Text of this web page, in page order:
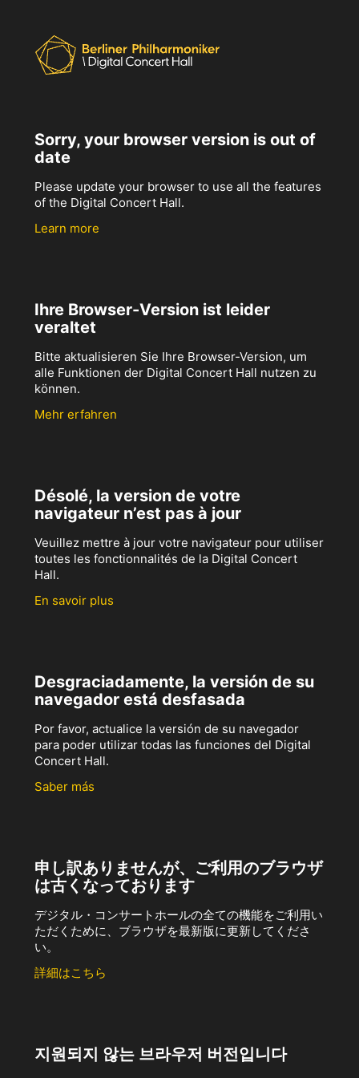
Sorry, your browser version is out of
date
Please update your browser to use all the features
of the Digital Concert Hall.
Learn more
Ihre Browser-Version ist leider
veraltet
Bitte aktualisieren Sie Ihre Browser-Version, um
alle Funktionen der Digital Concert Hall nutzen zu
können.
Mehr erfahren
Désolé, la version de votre
navigateur n’est pas à jour
Veuillez mettre à jour votre navigateur pour utiliser
toutes les fonctionnalités de la Digital Concert
Hall.
En savoir plus
Desgraciadamente, la versión de su
navegador está desfasada
Por favor, actualice la versión de su navegador
para poder utilizar todas las funciones del Digital
Concert Hall.
Saber más
申し訳ありませんが、ご利用のブラウザ
は古くなっております
デジタル・コンサートホールの全ての機能をご利用い
ただくために、ブラウザを最新版に更新してくださ
い。
詳細はこちら
지원되지 않는 브라우저 버전입니다